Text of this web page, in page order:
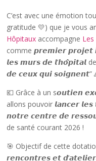
C’est avec une émotion
gratitude 💛) que je vous
Hôpitaux accompagne Les
comme 𝙥𝙧𝙚𝙢𝙞𝙚𝙧
𝙡𝙚𝙨 𝙢𝙪𝙧𝙨 𝙙𝙚 𝙡’𝙝𝙤̂𝙥𝙞𝙩𝙖𝙡
𝙙𝙚 𝙘𝙚𝙪𝙭 𝙦𝙪𝙞 𝙨𝙤𝙞𝙜𝙣𝙚𝙣𝙩”
💶 Grâce à un s𝙤𝙪𝙩𝙞𝙚𝙣
allons pouvoir 𝙡𝙖𝙣𝙘𝙚𝙧
𝙣𝙤𝙩𝙧𝙚 𝙘𝙚𝙣𝙩𝙧𝙚 𝙙𝙚
de santé courant 2026 !
🎯 Objectif de cette
𝙧𝙚𝙣𝙘𝙤𝙣𝙩𝙧𝙚𝙨 𝙚𝙩